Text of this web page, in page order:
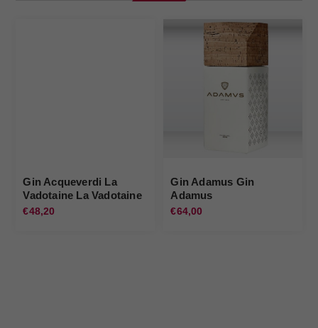
Gin Acqueverdi La
Vadotaine La Vadotaine
€48,20
Gin Adamus Gin
Adamus
€64,00